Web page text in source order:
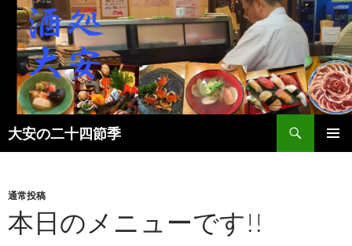
大安の二十四節季
検
索
ン
へ
通常投稿
本日のメニューです!!